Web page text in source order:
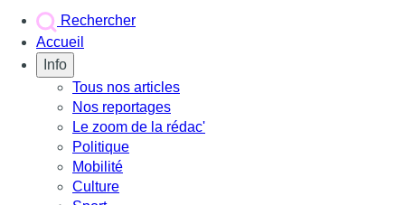
Rechercher
Accueil
Info
Tous nos articles
Nos reportages
Le zoom de la rédac'
Politique
Mobilité
Culture